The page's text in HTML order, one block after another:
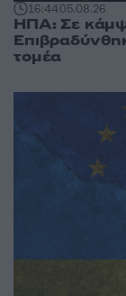
16:4405.08.26
ΗΠΑ: Σε
τομέα